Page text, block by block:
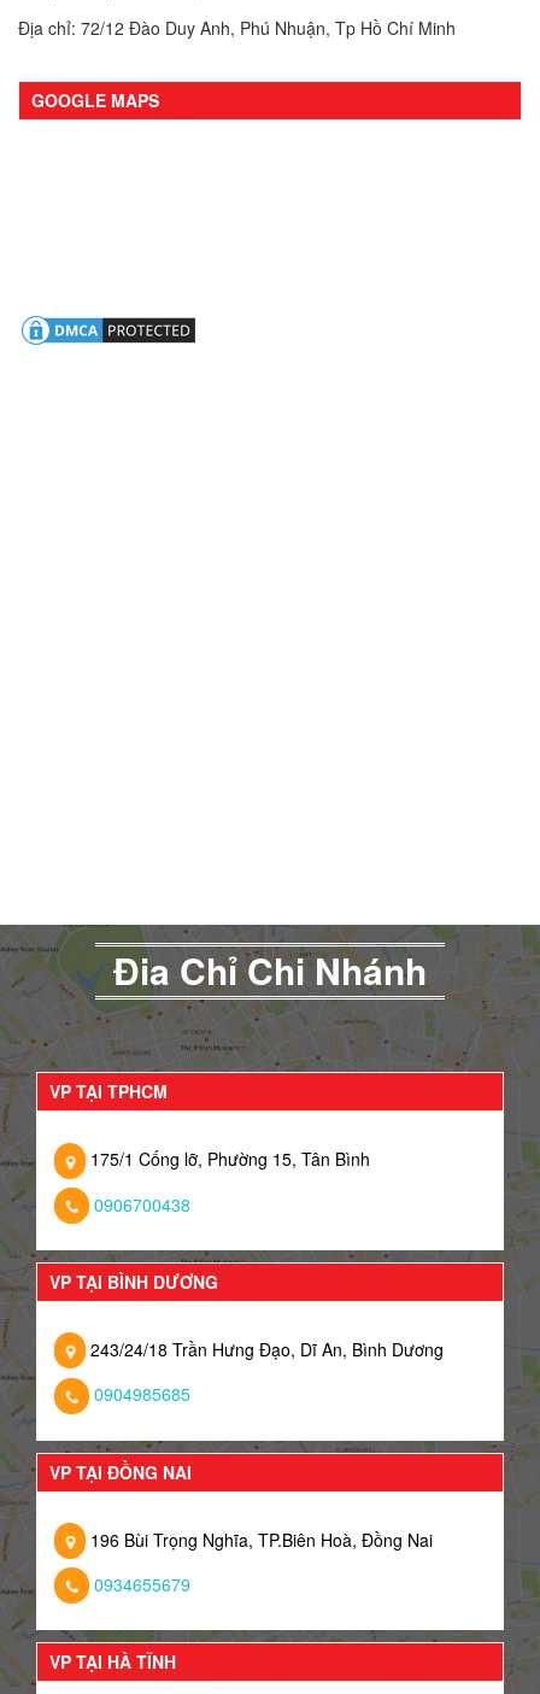
Địa chỉ: 72/12 Đào Duy Anh, Phú Nhuận, Tp Hồ Chí Minh
GOOGLE MAPS
Đia Chỉ Chi Nhánh
VP TẠI TPHCM
175/1 Cống lỡ, Phường 15, Tân Bình
0906700438
VP TẠI BÌNH DƯƠNG
243/24/18 Trần Hưng Đạo, Dĩ An, Bình Dương
0904985685
VP TẠI ĐỒNG NAI
196 Bùi Trọng Nghĩa, TP.Biên Hoà, Đồng Nai
0934655679
VP TẠI HÀ TĨNH